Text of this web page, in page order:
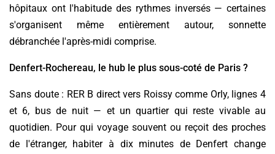
hôpitaux ont l'habitude des rythmes inversés — certaines
s'organisent même entièrement autour, sonnette
débranchée l'après-midi comprise.
Denfert-Rochereau, le hub le plus sous-coté de Paris ?
Sans doute : RER B direct vers Roissy comme Orly, lignes 4
et 6, bus de nuit — et un quartier qui reste vivable au
quotidien. Pour qui voyage souvent ou reçoit des proches
de l'étranger, habiter à dix minutes de Denfert change